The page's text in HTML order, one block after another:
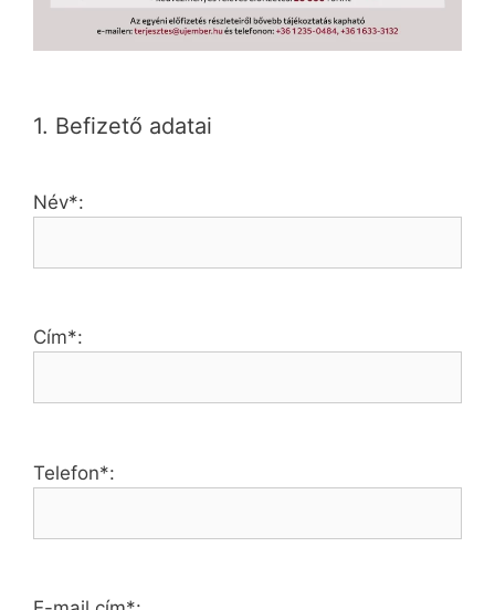
1. Befizető adatai
Név*:
Cím*:
Telefon*: